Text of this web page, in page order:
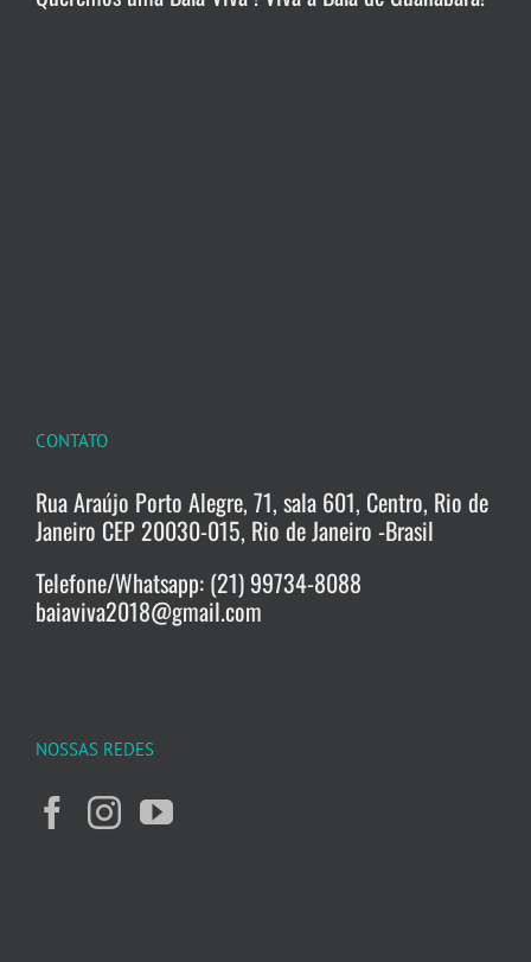
CONTATO
Rua Araújo Porto Alegre, 71, sala 601, Centro, Rio de
Janeiro CEP 20030-015, Rio de Janeiro -Brasil
Telefone/Whatsapp: (21) 99734-8088
baiaviva2018@gmail.com
NOSSAS REDES